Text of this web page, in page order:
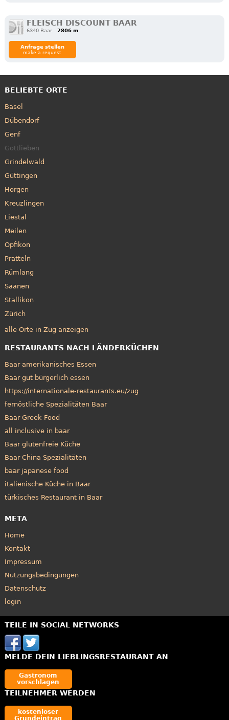
FLEISCH DISCOUNT BAAR
6340 Baar 2806 m
Anfrage stellen
make a request
BELIEBTE ORTE
Basel
Dübendorf
Genf
Gottlieben
Grindelwald
Güttingen
Horgen
Kreuzlingen
Liestal
Meilen
Opfikon
Pratteln
Rümlang
Saanen
Stallikon
Zürich
alle Orte in Zug anzeigen
RESTAURANTS NACH LÄNDERKÜCHEN
Baar amerikanisches Essen
Baar gut bürgerlich essen
https://internationale-restaurants.eu/zug
fernöstliche Spezialitäten Baar
Baar Greek Food
all inclusive in baar
Baar glutenfreie Küche
Baar China Spezialitäten
baar japanese food
italienische Küche in Baar
türkisches Restaurant in Baar
META
Home
Kontakt
Impressum
Nutzungsbedingungen
Datenschutz
login
TEILE IN SOCIAL NETWORKS
MELDE DEIN LIEBLINGSRESTAURANT AN
Gastronom
vorschlagen
TEILNEHMER WERDEN
kostenloser